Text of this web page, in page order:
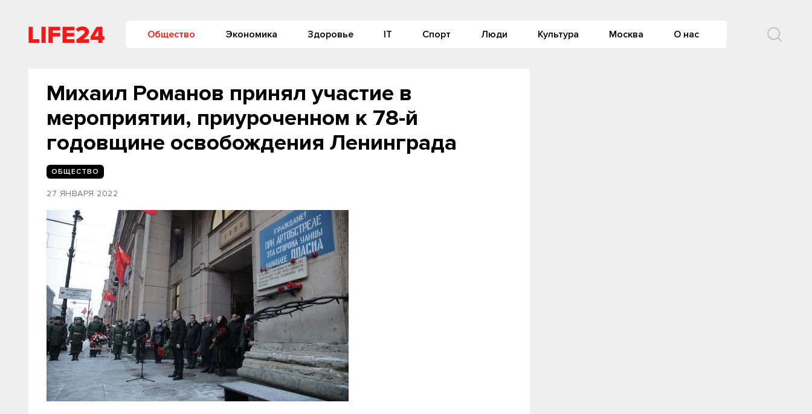
Общество Экономика Здоровье IT Спорт Люди Культура Москва О нас
Михаил Романов принял участие в
мероприятии, приуроченном к 78-й
годовщине освобождения Ленинграда
ОБЩЕСТВО
27 ЯНВАРЯ 2022